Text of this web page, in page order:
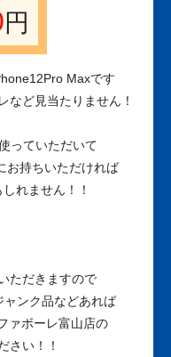
円
Maxです
など見当たりません！
っていただいて
お持ちいただければ
れません！！
ただきますので
ンク品などあれば
ァボーレ富山店の
さい！！